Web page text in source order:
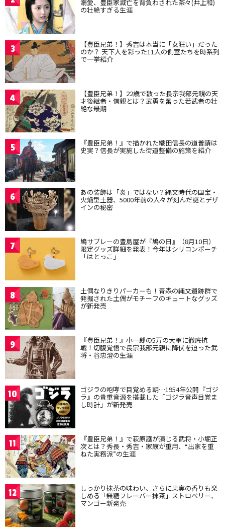
溺愛、豊臣家滅亡を背負わされた茶々(井上和)
の壮絶すぎる生涯
3 【豊臣兄弟！】秀吉は本当に「女狂い」だった
のか？ 天下人を彩った11人の側室たちを時系列
で一挙紹介
4 【豊臣兄弟！】22歳で散った長宗我部元親の天
才後継者・信親とは？武勇を奮った若武者の壮
絶な最期
5 『豊臣兄弟！』で描かれた織田信長の道普請は
史実？信長が実施した街道整備の施策を紹介
6 あの装飾は「炎」ではない？縄文時代の国宝・
火焔型土器、5000年前の人々が刻んだ謎とデザ
インの秘密
7 鳩サブレーの豊島屋が『鳩の日』（8月10日）
限定グッズ詳細を発表！今年はシリコンポーチ
「はとっこ」
8 土偶なりきりパーカーも！青森の縄文遺跡群で
発掘された土偶がモチーフのキュートなグッズ
が新発売
9 『豊臣兄弟！』小一郎の5万の大軍に徹底抗
戦！切腹覚悟で長宗我部元親に降伏を迫った武
将・谷忠澄の生涯
10 ゴジラの咆哮で目覚める朝…1954年公開『ゴジ
ラ』の貴重音源を搭載した「ゴジラ音声目覚ま
し時計」が新発売
11 『豊臣兄弟！』で萩原護が演じる武将・小堀正
次とは？秀長・秀吉・家康が重用、“出家を重
ねた実務派”の生涯
12 しっかり抹茶の味わい、さらに果実の香りも楽
しめる「無糖フレーバー抹茶」ストロベリー、
マンゴー新発売